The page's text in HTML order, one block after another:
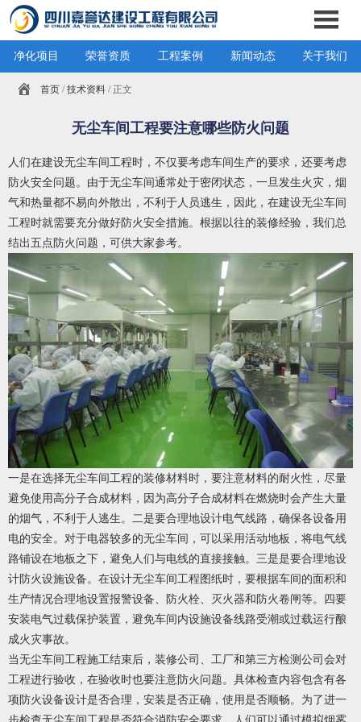
净化项目 荣誉资质 工程案例 新闻动态 关于我们
首页 /技术资料 / 正文
无尘车间工程要注意哪些防火问题
人们在建设无尘车间工程 时，不仅要考虑车间生产的要求，还要考虑
防火安全问题。由于无尘车间通常处于密闭状态，一旦发生火灾，烟
气和热量都不易向外散出，不利于人员逃生，因此，在建设无尘车间
工程时就需要充分做好防火安全措施。根据以往的装修经验，我们总
结出五点防火问题，可供大家参考。
一是在选择无尘车间工程的装修材料时，要注意材料的耐火性，尽量
避免使用高分子合成材料，因为高分子合成材料在燃烧时会产生大量
的烟气，不利于人逃生。二是要合理地设计电气线路，确保各设备用
电的安全。对于电器较多的无尘车间，可以采用活动地板，将电气线
路铺设在地板之下，避免人们与电线的直接接触。三是是要合理地设
计防火设施设备。在设计无尘车间工程图纸时，要根据车间的面积和
生产情况合理地设置报警设备、防火栓、灭火器和防火卷闸等。四要
安装电气过载保护装置，避免车间内设施设备线路受潮或过载运行酿
成火灾事故。
当无尘车间工程施工结束后，装修公司、工厂和第三方检测公司会对
工程进行验收，在验收时也要注意防火问题。具体检查内容包含有各
项防火设备设计是否合理，安装是否正确，使用是否顺畅。为了进一